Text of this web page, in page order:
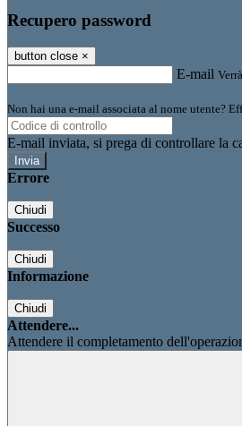
Recupero password
button close ×
E-mail
Non hai una e-mail associata al nome utente?
E-mail inviata, si prega di controllare la
Errore
Chiudi
Successo
Chiudi
Informazione
Chiudi
Attendere...
Attendere il completamento